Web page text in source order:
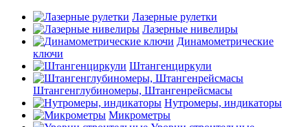
Лазерные рулетки
Лазерные нивелиры
Динамометрические
ключи
Штангенциркули
Штангенглубиномеры, Штангенрейсмасы
Нутромеры, индикаторы
Микрометры